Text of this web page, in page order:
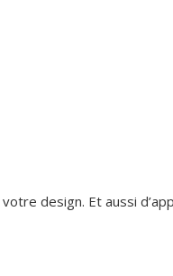
design. Et aussi